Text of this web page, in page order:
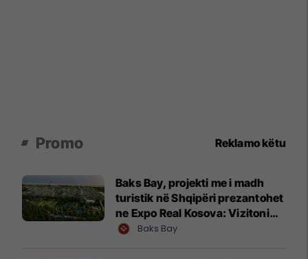
Promo Reklamo këtu
Baks Bay, projekti me i madh
turistik në Shqipëri prezantohet
ne Expo Real Kosova: Vizitoni
shtandin dhe zbuloni
Baks Bay